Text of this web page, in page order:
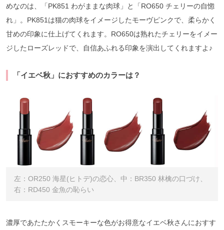
めなのは、「PK851 わがままな肉球」と「RO650 チェリーの自惚
れ」。PK851は猫の肉球をイメージしたモーヴピンクで、柔らかく
甘めの印象に仕上げてくれます。RO650は熟れたチェリーをイメー
ジしたローズレッドで、自信あふれる印象を演出してくれますよ♪
「イエベ秋」におすすめのカラーは？
左：OR250 海星(ヒトデ)の恋心、中：BR350 林檎の口づけ、
右：RD450 金魚の恥らい
濃厚であたたかくスモーキーな色がお得意なイエベ秋さんにおすす